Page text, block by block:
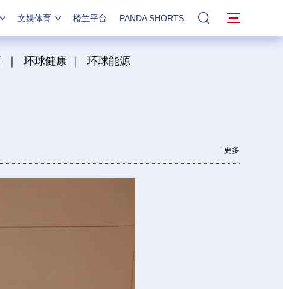
文娱体育 楼兰平台 PANDA SHORTS 站内搜索
环球健康 环球能源
更多